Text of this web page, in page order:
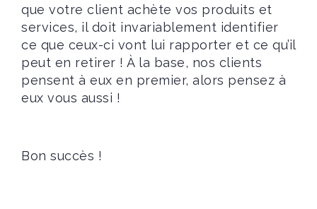
que votre client achète vos produits et
services, il doit invariablement identifier
ce que ceux-ci vont lui rapporter et ce qu’il
peut en retirer ! À la base, nos clients
pensent à eux en premier, alors pensez à
eux vous aussi !
Bon succès !